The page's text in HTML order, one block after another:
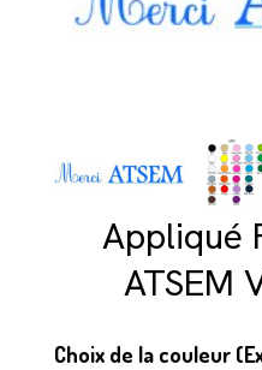
Appliqué
ATSEM
Choix de la couleur